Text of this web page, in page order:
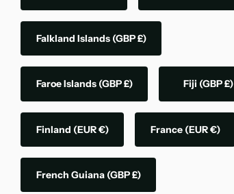
Falkland Islands (GBP £)
Faroe Islands (GBP £) Fiji (GBP £)
Finland (EUR €) France (EUR €)
French Guiana (GBP £)